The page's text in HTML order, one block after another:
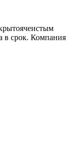
в срок. Компания